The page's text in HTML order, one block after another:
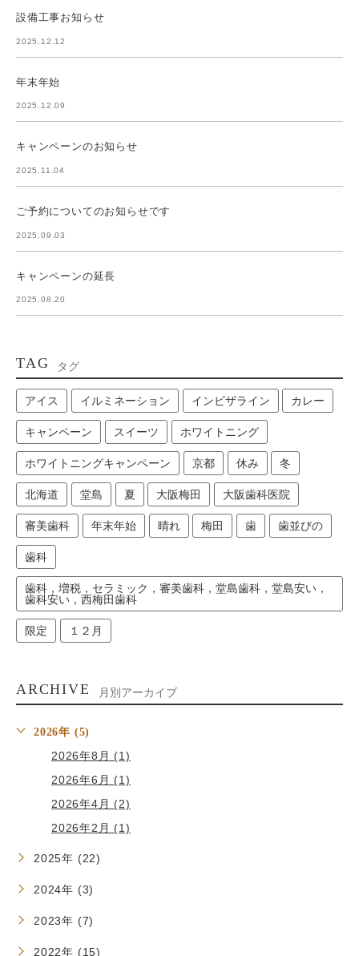
設備工事お知らせ
2025.12.12
年末年始
2025.12.09
キャンペーンのお知らせ
2025.11.04
ご予約についてのお知らせです
2025.09.03
キャンペーンの延長
2025.08.20
TAG タグ
アイス イルミネーション インビザライン カレー
キャンペーン スイーツ ホワイトニング
ホワイトニングキャンペーン 京都 休み 冬
北海道 堂島 夏 大阪梅田 大阪歯科医院
審美歯科 年末年始 晴れ 梅田 歯 歯並びの
歯科
歯科，増税，セラミック，審美歯科，堂島歯科，堂島安い，
歯科安い，西梅田歯科
限定 １２月
ARCHIVE 月別アーカイブ
2026年 (5)
2026年8月 (1)
2026年6月 (1)
2026年4月 (2)
2026年2月 (1)
2025年 (22)
2024年 (3)
2023年 (7)
2022年 (15)